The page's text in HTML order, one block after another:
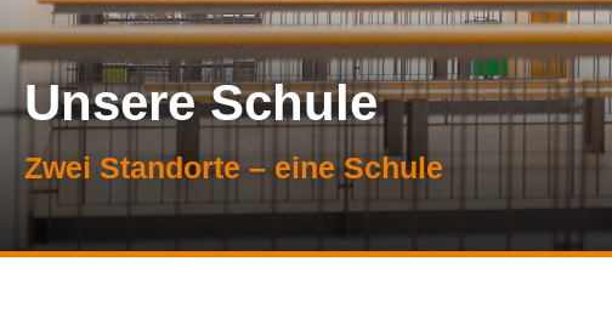
Unsere Schule
Zwei Standorte – eine Schule